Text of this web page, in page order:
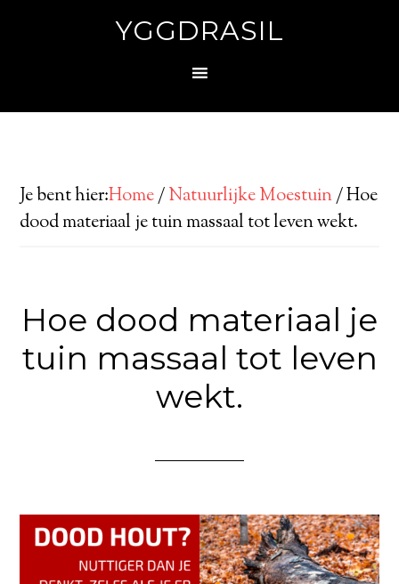
YGGDRASIL
Je bent hier:Home/Natuurlijke Moestuin/Hoe
dood materiaal je tuin massaal tot leven wekt.
Hoe dood materiaal je
tuin massaal tot leven
wekt.